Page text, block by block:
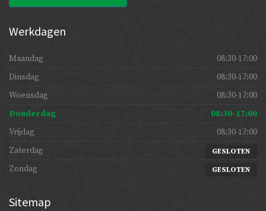
Werkdagen
Maandag
08:30-17:00
Dinsdag
08:30-17:00
Woensdag
08:30-17:00
Donderdag
08:30-17:00
Vrijdag
08:30-17:00
Zaterdag
GESLOTEN
Zondag GESLOTEN
Sitemap